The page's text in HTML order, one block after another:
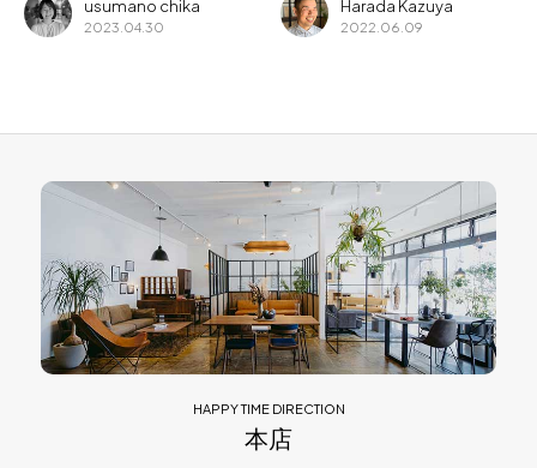
usumano chika
2023.04.30
Harada Kazuya
2022.06.09
HAPPY TIME DIRECTION
本店